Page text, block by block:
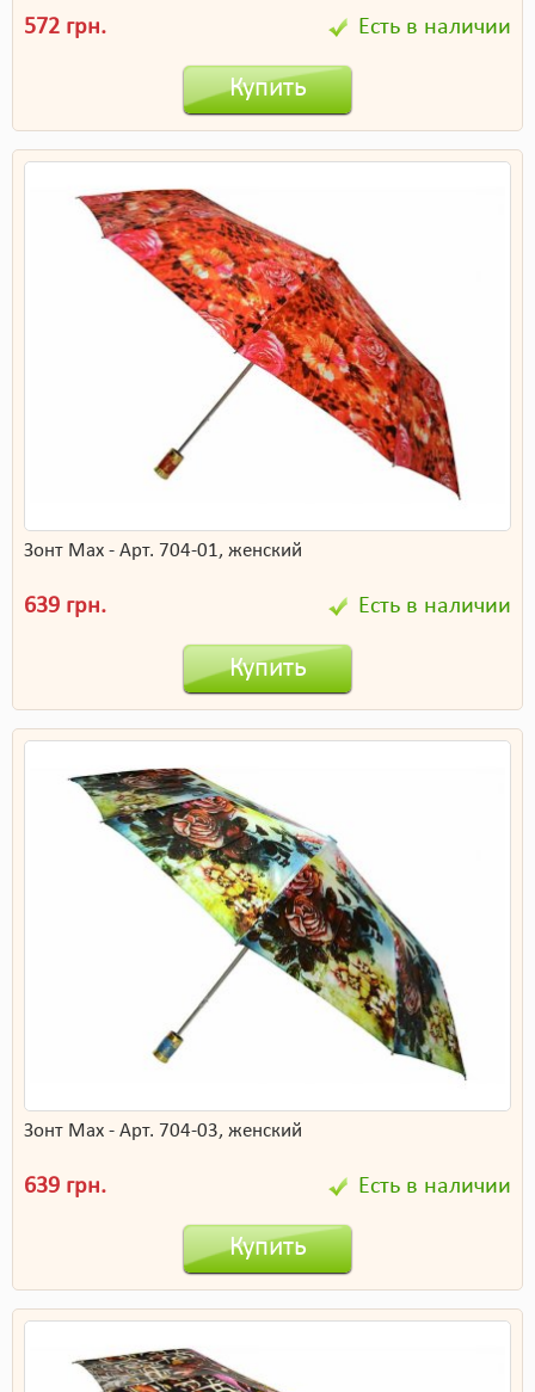
572 грн. Есть в наличии
Купить
Зонт Max - Арт. 704-01, женский
639 грн. Есть в наличии
Купить
Зонт Max - Арт. 704-03, женский
639 грн. Есть в наличии
Купить